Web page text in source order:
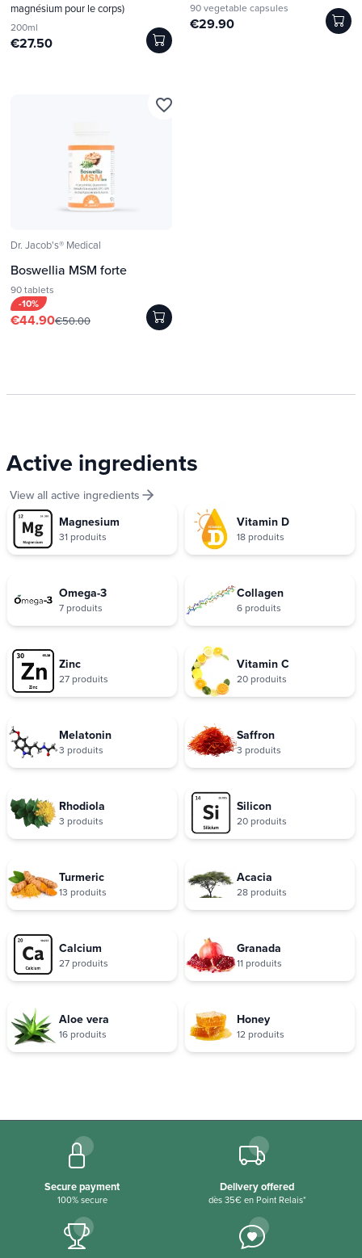
magnésium pour le corps)
200ml
€27.50
90 vegetable capsules
€29.90
Dr. Jacob's® Medical
Boswellia MSM forte
90 tablets
-10%
€44.90€50.00
favorite_border
Active ingredients
View all active ingredients
Magnesium
31 produits
Vitamin D
18 produits
Omega-3
7 produits
Collagen
6 produits
Zinc
27 produits
Vitamin C
20 produits
Melatonin
3 produits
Saffron
3 produits
Rhodiola
3 produits
Silicon
20 produits
Turmeric
13 produits
Acacia
28 produits
Calcium
27 produits
Granada
11 produits
Aloe vera
16 produits
Honey
12 produits
Secure payment
100% secure
Delivery offered
dès 35€ en Point Relais*